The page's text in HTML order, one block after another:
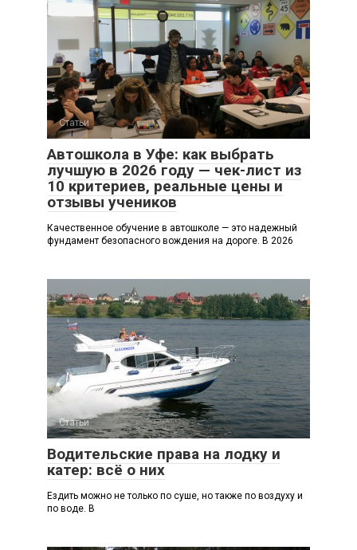
Статьи
Автошкола в Уфе: как выбрать
лучшую в 2026 году — чек-лист из
10 критериев, реальные цены и
отзывы учеников
Качественное обучение в автошколе — это надежный
фундамент безопасного вождения на дороге. В 2026
Статьи
Водительские права на лодку и
катер: всё о них
Ездить можно не только по суше, но также по воздуху и
по воде. В